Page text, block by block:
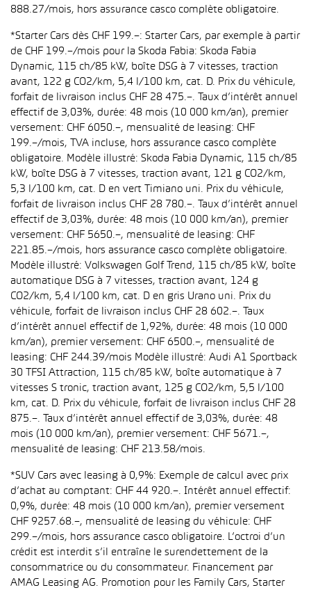
888.27/mois, hors assurance casco complète obligatoire.
*Starter Cars dès CHF 199.–: Starter Cars, par exemple à partir
de CHF 199.–/mois pour la Skoda Fabia: Skoda Fabia
Dynamic, 115 ch/85 kW, boîte DSG à 7 vitesses, traction
avant, 122 g CO2/km, 5,4 l/100 km, cat. D. Prix du véhicule,
forfait de livraison inclus CHF 28 475.–. Taux d’intérêt annuel
effectif de 3,03%, durée: 48 mois (10 000 km/an), premier
versement: CHF 6050.–, mensualité de leasing: CHF
199.–/mois, TVA incluse, hors assurance casco complète
obligatoire. Modèle illustré: Skoda Fabia Dynamic, 115 ch/85
kW, boîte DSG à 7 vitesses, traction avant, 121 g CO2/km,
5,3 l/100 km, cat. D en vert Timiano uni. Prix du véhicule,
forfait de livraison inclus CHF 28 780.–. Taux d’intérêt annuel
effectif de 3,03%, durée: 48 mois (10 000 km/an), premier
versement: CHF 5650.–, mensualité de leasing: CHF
221.85.–/mois, hors assurance casco complète obligatoire.
Modèle illustré: Volkswagen Golf Trend, 115 ch/85 kW, boîte
automatique DSG à 7 vitesses, traction avant, 124 g
CO2/km, 5,4 l/100 km, cat. D en gris Urano uni. Prix du
véhicule, forfait de livraison inclus CHF 28 602.–. Taux
d’intérêt annuel effectif de 1,92%, durée: 48 mois (10 000
km/an), premier versement: CHF 6500.–, mensualité de
leasing: CHF 244.39/mois Modèle illustré: Audi A1 Sportback
30 TFSI Attraction, 115 ch/85 kW, boîte automatique à 7
vitesses S tronic, traction avant, 125 g CO2/km, 5,5 l/100
km, cat. D. Prix du véhicule, forfait de livraison inclus CHF 28
875.–. Taux d’intérêt annuel effectif de 3,03%, durée: 48
mois (10 000 km/an), premier versement: CHF 5671.–,
mensualité de leasing: CHF 213.58/mois.
*SUV Cars avec leasing à 0,9%: Exemple de calcul avec prix
d’achat au comptant: CHF 44 920.–. Intérêt annuel effectif:
0,9%, durée: 48 mois (10 000 km/an), premier versement
CHF 9257.68.–, mensualité de leasing du véhicule: CHF
299.–/mois, hors assurance casco obligatoire. L’octroi d’un
crédit est interdit s’il entraîne le surendettement de la
consommatrice ou du consommateur. Financement par
AMAG Leasing AG. Promotion pour les Family Cars, Starter